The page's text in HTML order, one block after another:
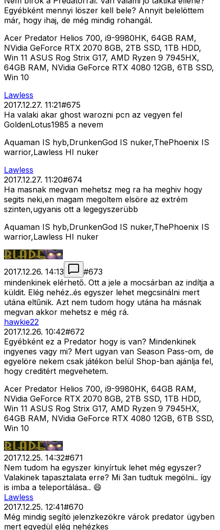
Egyébként mennyi löszer kell bele? Annyit belelöttem
már, hogy ihaj, de még mindig rohangál.
Acer Predator Helios 700, i9-9980HK, 64GB RAM,
NVidia GeForce RTX 2070 8GB, 2TB SSD, 1TB HDD,
Win 11 ASUS Rog Strix G17, AMD Ryzen 9 7945HX,
64GB RAM, NVidia GeForce RTX 4080 12GB, 6TB SSD,
Win 10
Lawless
2017.12.27. 11:21#675
Ha valaki akar ghost warozni pcn az vegyen fel
GoldenLotus1985 a nevem
Aquaman IS hyb,DrunkenGod IS nuker,ThePhoenix IS
warrior,Lawless HI nuker
Lawless
2017.12.27. 11:20#674
Ha masnak megvan mehetsz meg ra ha meghiv hogy
segits neki,en magam megoltem elsöre az extrém
szinten,ugyanis ott a legegyszerübb
Aquaman IS hyb,DrunkenGod IS nuker,ThePhoenix IS
warrior,Lawless HI nuker
2017.12.26. 14:13 #673
mindenkinek elérhető. Ott a jele a mocsárban az indítja a
küldit. Elég nehéz..és egyszer lehet megcsinálni mert
utána eltűnik. Azt nem tudom hogy utána ha másnak
megvan akkor mehetsz e még rá.
hawkie22
2017.12.26. 10:42#672
Egyébként ez a Predator hogy is van? Mindenkinek
ingyenes vagy mi? Mert ugyan van Season Pass-om, de
egyelöre nekem csak játékon belül Shop-ban ajánlja fel,
hogy creditért megvehetem.
Acer Predator Helios 700, i9-9980HK, 64GB RAM,
NVidia GeForce RTX 2070 8GB, 2TB SSD, 1TB HDD,
Win 11 ASUS Rog Strix G17, AMD Ryzen 9 7945HX,
64GB RAM, NVidia GeForce RTX 4080 12GB, 6TB SSD,
Win 10
2017.12.25. 14:32#671
Nem tudom ha egyszer kinyírtuk lehet még egyszer?
Valakinek tapasztalata erre? Mi 3an tudtuk megölni.. így
is imba a teleportálása.. 😄
Lawless
2017.12.25. 12:41#670
Még mindig segítö jelenzkezökre várok predator ügyben
mert egyedül elég nehézkes